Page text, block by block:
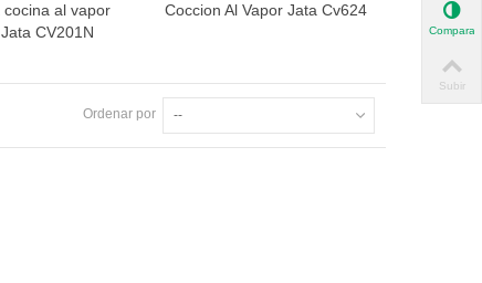
rápida
cocina al vapor
CV201N
Vista rápida
Coccion Al Vapor Jata Cv624
Ordenar por --
Comparar
Subir